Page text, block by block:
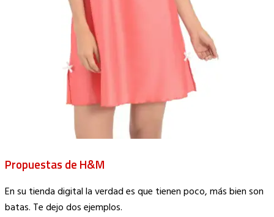
Propuestas de H&M
En su tienda digital la verdad es que tienen poco, más bien son
batas. Te dejo dos ejemplos.